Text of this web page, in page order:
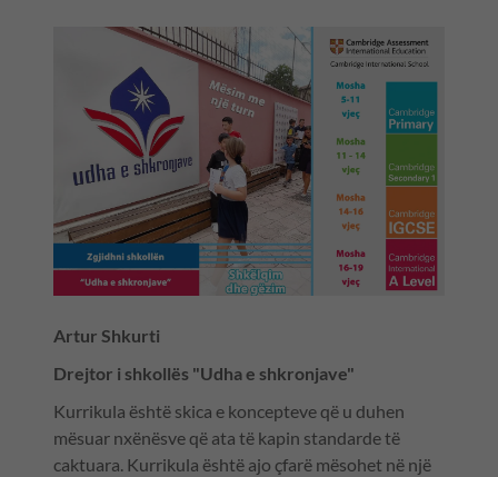
Artur Shkurti
Drejtor i shkollës "Udha e shkronjave"
Kurrikula është skica e koncepteve që u duhen
mësuar nxënësve që ata të kapin standarde të
caktuara. Kurrikula është ajo çfarë mësohet në një